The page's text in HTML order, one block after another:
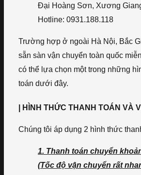
Đại Hoàng Sơn, Xương
Hotline: 0931.188.118
Trường hợp ở ngoài Hà Nội, Bắc
sẵn sàn vận chuyển toàn quốc
có thể lựa chọn một trong những
toán dưới đây.
| HÌNH THỨC THANH TOÁN VÀ
Chúng tôi áp dụng 2 hình thức
1. Thanh toán chuyển
(Tốc độ vận chuyển rất